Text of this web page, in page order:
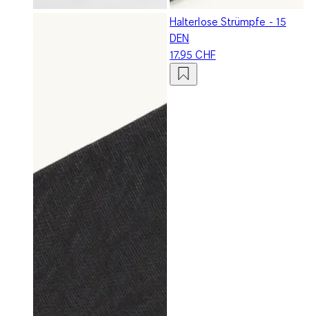
Halterlose Strümpfe - 15
DEN
17.95 CHF